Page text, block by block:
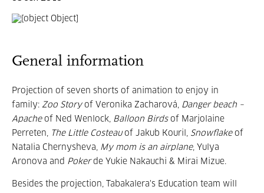
General information
Projection of seven shorts of animation to enjoy in
family: Zoo Story of Veronika Zacharová, Danger beach –
Apache of Ned Wenlock, Balloon Birdsof Marjolaine
Perreten, The Little Costeauof Jakub Kouril, Snowflakeof
Natalia Chernysheva, My mom is an airplane, Yulya
Aronova and Pokerde Yukie Nakauchi & Mirai Mizue.
Besides the projection, Tabakalera's Education team will